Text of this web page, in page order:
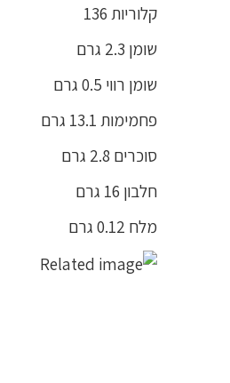
קלוריות 136
שומן 2.3 גרם
שומן רווי 0.5 גרם
פחמימות 13.1 גרם
סוכרים 2.8 גרם
חלבון 16 גרם
מלח 0.12 גרם